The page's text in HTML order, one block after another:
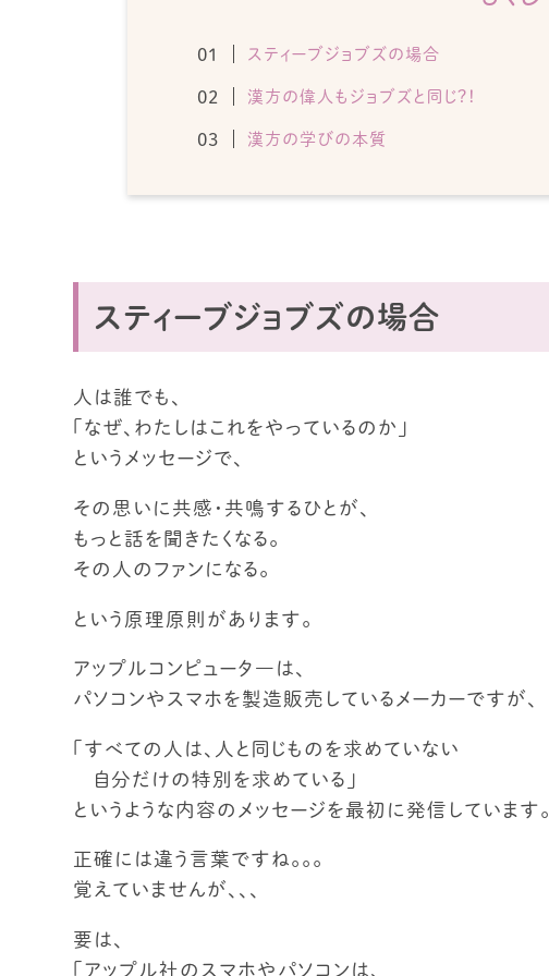
スティーブジョブズの場合
漢方の偉人もジョブズと同じ？！
漢方の学びの本質
スティーブジョブズの場合
人は誰でも、
「なぜ、わたしはこれをやっているのか」
というメッセージで、
その思いに共感・共鳴するひとが、
もっと話を聞きたくなる。
その人のファンになる。
という原理原則があります。
アップルコンピュータ―は、
パソコンやスマホを製造販売しているメーカーですが、
「すべての人は、人と同じものを求めていない
自分だけの特別を求めている」
というような内容のメッセージを最初に発信しています。
正確には違う言葉ですね。。。
覚えていませんが、、、
要は、
「アップル社のスマホやパソコンは、